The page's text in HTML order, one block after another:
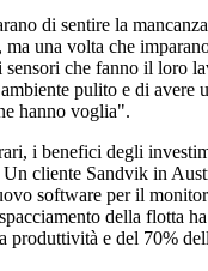
di sentire la
una volta che
sensori che fanno il loro
pulito e di avere
hanno voglia".
i benefici degli
cliente Sandvik in
software per il
della flotta
produttività e del 70%